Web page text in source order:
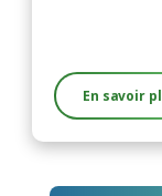
En savoir